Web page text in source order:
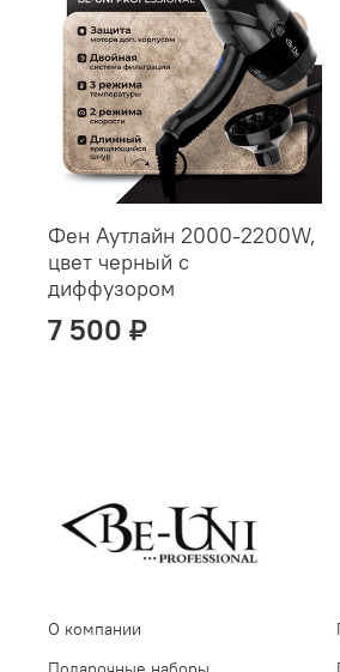
Фен Аутлайн 2000-2200W,
цвет черный с
диффузором
7 500 ₽
О компании